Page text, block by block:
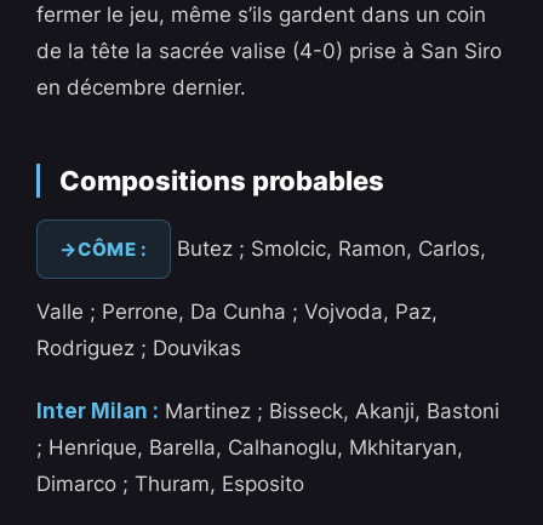
fermer le jeu, même s’ils gardent dans un coin
de la tête la sacrée valise (4-0) prise à San Siro
en décembre dernier.
Compositions probables
CÔME : Butez ; Smolcic, Ramon, Carlos,
Valle ; Perrone, Da Cunha ; Vojvoda, Paz,
Rodriguez ; Douvikas
Inter Milan : Martinez ; Bisseck, Akanji, Bastoni
; Henrique, Barella, Calhanoglu, Mkhitaryan,
Dimarco ; Thuram, Esposito